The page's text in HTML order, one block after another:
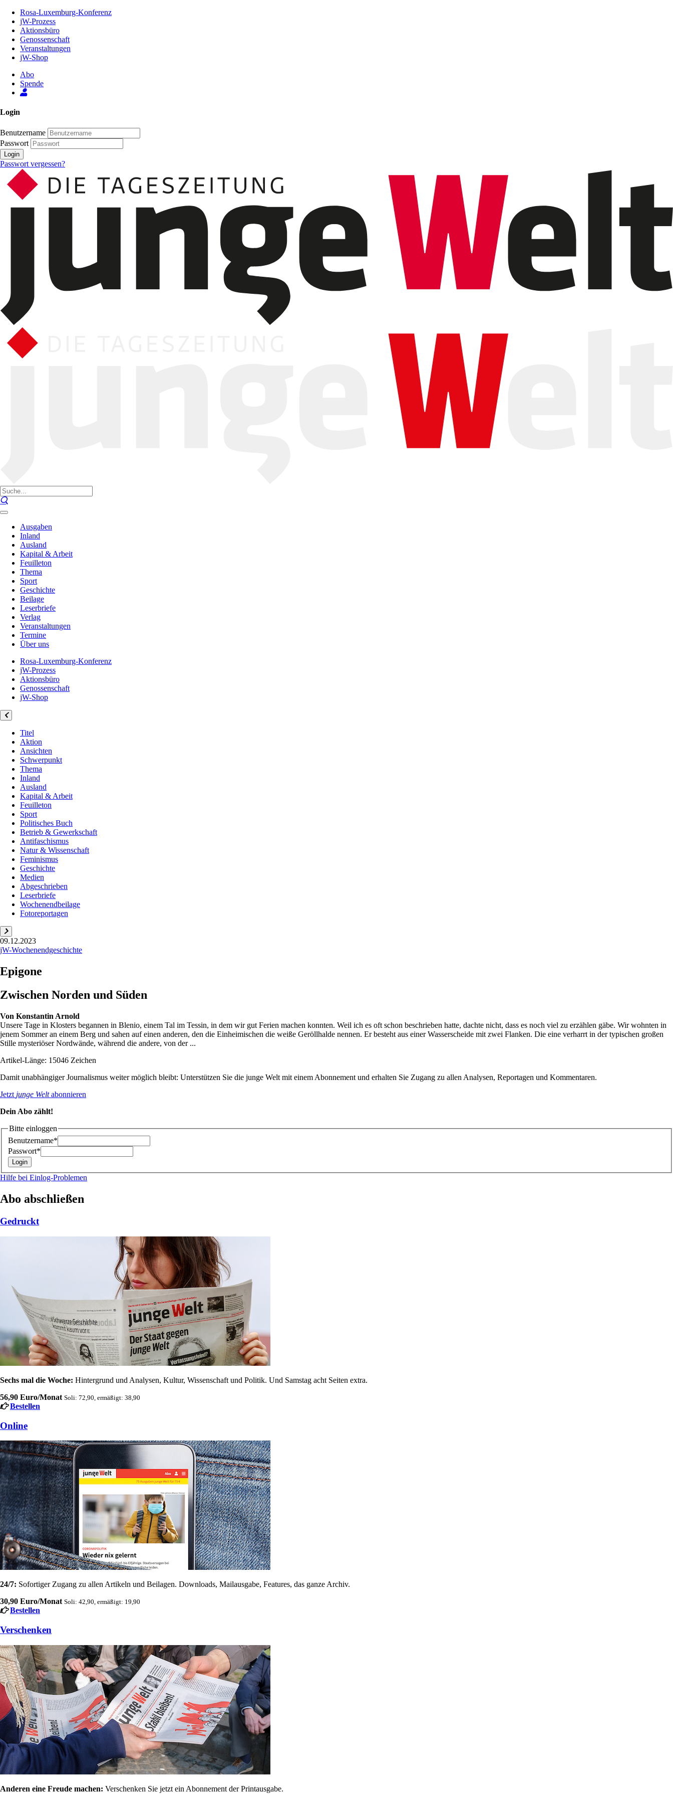
Inhalt
Seite
Rosa-Luxemburg-Konferenz
jW-Prozess
Aktionsbüro
Genossenschaft
Veranstaltungen
jW-Shop
Abo
Spende
Login
Benutzername
Passwort
Login
Passwort vergessen?
Ausgaben
Inland
Ausland
Kapital & Arbeit
Feuilleton
Thema
Sport
Geschichte
Beilage
Leserbriefe
Verlag
Veranstaltungen
Termine
Über uns
Rosa-Luxemburg-Konferenz
jW-Prozess
Aktionsbüro
Genossenschaft
jW-Shop
Titel
Aktion
Ansichten
Schwerpunkt
Thema
Inland
Ausland
Kapital & Arbeit
Feuilleton
Sport
Politisches Buch
Betrieb & Gewerkschaft
Antifaschismus
Natur & Wissenschaft
Feminismus
Geschichte
Medien
Abgeschrieben
Leserbriefe
Wochenendbeilage
Fotoreportagen
09.12.2023
jW-Wochenendgeschichte
Epigone
Zwischen Norden und Süden
Von Konstantin Arnold
Unsere Tage in Klosters begannen in Blenio, einem Tal im Tessin, in dem wir gut Ferien machen konnten. Weil ich es oft schon beschrieben hatte, dachte nicht, dass es noch viel zu erzählen gäbe. Wir wohnten in
jenem Sommer an einem Berg und sahen auf einen anderen, den die Einheimischen die weiße Geröllhalde nennen. Er besteht aus einer Wasserscheide mit zwei Flanken. Die eine verharrt in der typischen großen
Stille mysteriöser Nordwände, während die andere, von der ...
Artikel-Länge: 15046 Zeichen
Damit unabhängiger Journalismus weiter möglich bleibt: Unterstützen Sie die junge Welt mit einem Abonnement und erhalten Sie Zugang zu allen Analysen, Reportagen und Kommentaren.
Jetzt junge Weltabonnieren
Dein Abo zählt!
Bitte einloggen
Benutzername*
Passwort*
Hilfe bei Einlog-Problemen
Abo abschließen
Gedruckt
Sechs mal die Woche: Hintergrund und Analysen, Kultur, Wissenschaft und Politik. Und Samstag acht Seiten extra.
56,90 Euro/Monat Soli: 72,90, ermäßigt: 38,90
Bestellen
Online
24/7: Sofortiger Zugang zu allen Artikeln und Beilagen. Downloads, Mailausgabe, Features, das ganze Archiv.
30,90 Euro/Monat Soli: 42,90, ermäßigt: 19,90
Bestellen
Verschenken
Anderen eine Freude machen: Verschenken Sie jetzt ein Abonnement der Printausgabe.